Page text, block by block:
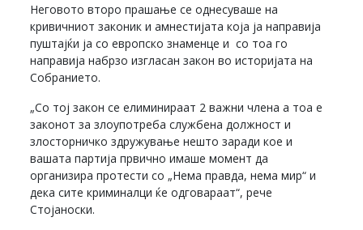
Неговото второ прашање се однесуваше на
кривичниот законик и амнестијата која ја направија
пуштајќи ја со европско знаменце и со тоа го
направија набрзо изгласан закон во историјата на
Собранието.
„Со тој закон се елиминираат 2 важни члена а тоа е
законот за злоупотреба службена должност и
злосторничко здружување нешто заради кое и
вашата партија првично имаше момент да
организира протести со „Нема правда, нема мир“ и
дека сите криминалци ќе одговараат“, рече
Стојаноски.